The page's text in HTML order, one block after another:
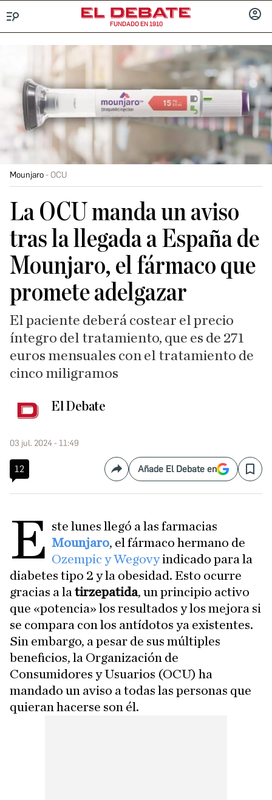
FUNDADO EN 1910
Mounjaro OCU
La OCU manda un aviso
tras la llegada a España de
Mounjaro, el fármaco que
promete adelgazar
El paciente deberá costear el precio
íntegro del tratamiento, que es de 271
euros mensuales con el tratamiento de
cinco miligramos
El Debate
03 jul. 2024 - 11:49
12 CompartirAñade El Debate en Save
E ste lunes llegó a las farmacias
Mounjaro, el fármaco hermano de
Ozempic y Wegovyindicado para la
diabetes tipo 2 y la obesidad. Esto ocurre
gracias a la tirzepatida, un principio activo
que «potencia» los resultados y los mejora si
se compara con los antídotos ya existentes.
Sin embargo, a pesar de sus múltiples
beneficios, la Organización de
Consumidores y Usuarios (OCU) ha
mandado un aviso a todas las personas que
quieran hacerse son él.